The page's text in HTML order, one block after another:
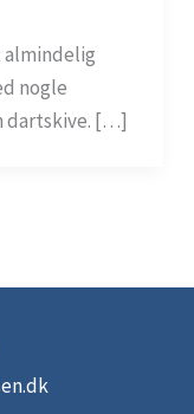
nogle
dartskive. […]